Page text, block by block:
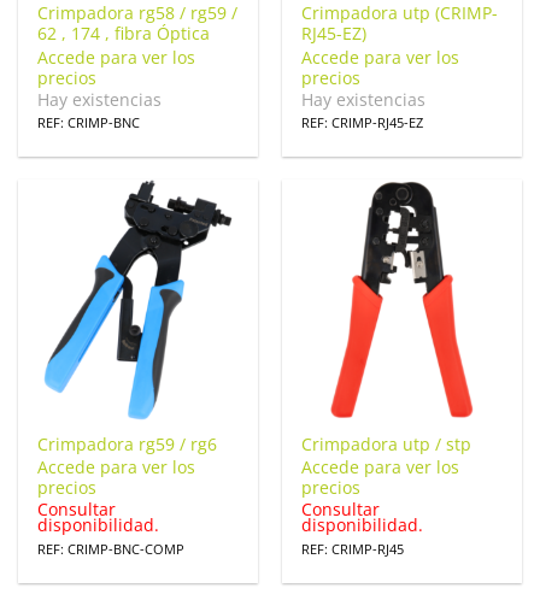
Crimpadora rg58 / rg59 /
62 , 174 , fibra Óptica
Accede para ver los
precios
Hay existencias
REF: CRIMP-BNC
Crimpadora utp (CRIMP-
RJ45-EZ)
Accede para ver los
precios
Hay existencias
REF: CRIMP-RJ45-EZ
Crimpadora rg59 / rg6
Accede para ver los
precios
Consultar
disponibilidad.
REF: CRIMP-BNC-COMP
Crimpadora utp / stp
Accede para ver los
precios
Consultar
disponibilidad.
REF: CRIMP-RJ45